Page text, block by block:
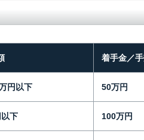
着手金／
円以下 50万円
下 100万円